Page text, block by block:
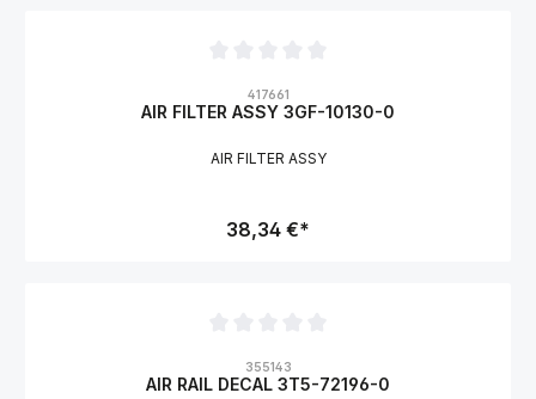
417661
AIR FILTER ASSY 3GF-10130-0
AIR FILTER ASSY
38,34 €*
355143
AIR RAIL DECAL 3T5-72196-0